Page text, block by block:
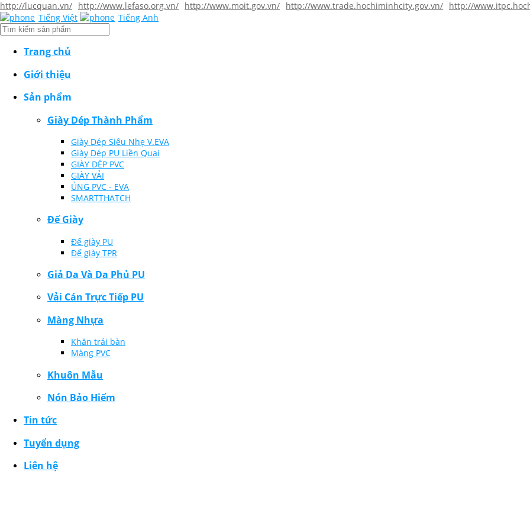
http://lucquan.vn/ http://www.lefaso.org.vn/ http://www.moit.gov.vn/ http://www.trade.hochiminhcity.gov.vn/ http://
Tiếng Việt
Tiếng Anh
Trang chủ
Giới thiệu
Sản phẩm
Giày Dép Thành Phẩm
Giày Dép Siêu Nhẹ V.EVA
Giày Dép PU Liền Quai
GIÀY DÉP PVC
GIÀY VẢI
ỦNG PVC - EVA
SMARTTHATCH
Đế Giày
Đế giày PU
Đế giày TPR
Giả Da Và Da Phủ PU
Vải Cán Trực Tiếp PU
Màng Nhựa
Khăn trải bàn
Màng PVC
Khuôn Mẫu
Nón Bảo Hiểm
Tin tức
Tuyển dụng
Liên hệ